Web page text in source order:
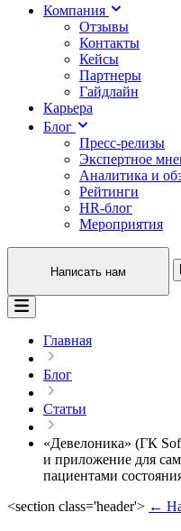
Компания
Отзывы
Контакты
Кейсы
Партнеры
Гайдлайн
Карьера
Блог
Пресс-релизы
Экспертное
Аналитика и
Рейтинги
HR-блог
Мероприятия
Написать нам
Главная
Блог
Статьи
«Девелоника» (ГК
и приложение для
пациентами
<section class='header'> ←